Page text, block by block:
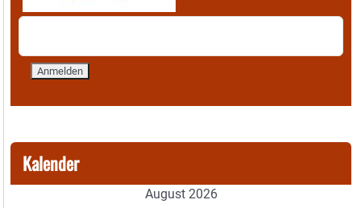
Kalender
August 2026